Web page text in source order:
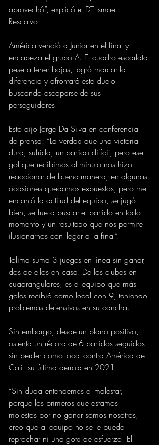
aprovechó”, explicó el DT Ismael
Rescalvo.
América venció a Junior en el final y
encabeza el grupo A. El cuadro escarlata
pese a tener bajas, logró marcar la
diferencia y afrontará este duelo
buscando escaparse de sus
perseguidores.
Esto dijo Jorge Da Silva en conferencia
de prensa: “La verdad que una victoria
dura, sufrida, un partido difícil, pero ese
gol que recibimos al minuto nos hizo
reaccionar de buena manera, en algunas
ocasiones quedamos expuestos, pero me
encantó la actitud del equipo, se jugó
bien, se fue a buscar el partido en todo
momento y un resultado que nos permite
ilusionarnos con llegar a la final”.
Tolima suma 3 juegos en línea sin ganar,
dos de ellos en casa. De los clubes en
cuadrangulares, es el equipo que más
goles recibió como local con 9, teniendo
problemas defensivos en su cancha.
Sin embargo, desde un plano positivo,
ostenta un récord de 6 partidos seguidos
sin perder como local contra América de
Cali, su última derrota en 2021.
“Sin duda entendemos el malestar,
porque los primeros que estamos
molestos por no ganar somos nosotros,
creo que al equipo no se le puede
reprochar ni una gota de esfuerzo. El